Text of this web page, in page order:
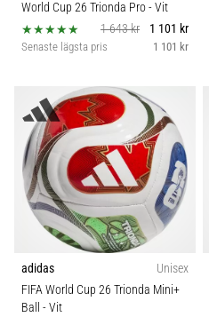
9. 6. 2025
3 min. läsning
Phantom
6
Upptäck
de
nya
Nike
Phantom
fotbollsskorna
precision,
Vikt (g)
World Cup 26 Trionda Pro- Vit
1 643 kr
1 101 kr
Senaste lägsta pris 1 101 kr
adidas
Unisex
FIFA World Cup 26 Trionda Mini+
Ball - Vit